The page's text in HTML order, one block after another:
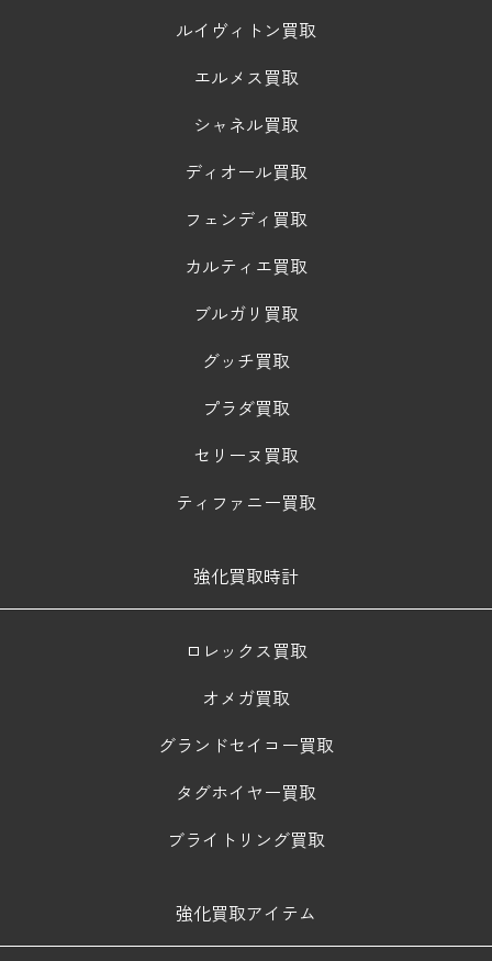
ルイヴィトン買取
エルメス買取
シャネル買取
ディオール買取
フェンディ買取
カルティエ買取
ブルガリ買取
グッチ買取
プラダ買取
セリーヌ買取
ティファニー買取
強化買取時計
ロレックス買取
オメガ買取
グランドセイコー買取
タグホイヤー買取
ブライトリング買取
強化買取アイテム